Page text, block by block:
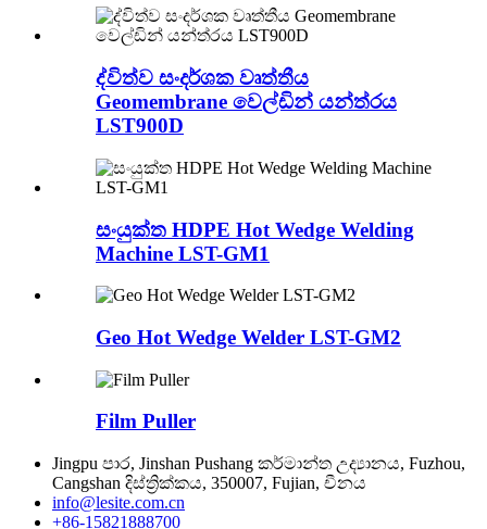
ද්විත්ව සංදර්ශක වෘත්තීය
Geomembrane වෙල්ඩින් යන්ත්රය
LST900D
සංයුක්ත HDPE Hot Wedge Welding
Machine LST-GM1
Geo Hot Wedge Welder LST-GM2
Film Puller
Jingpu පාර, Jinshan Pushang කර්මාන්ත උද්‍යානය, Fuzhou,
Cangshan දිස්ත්‍රික්කය, 350007, Fujian, චීනය
info@lesite.com.cn
+86-15821888700